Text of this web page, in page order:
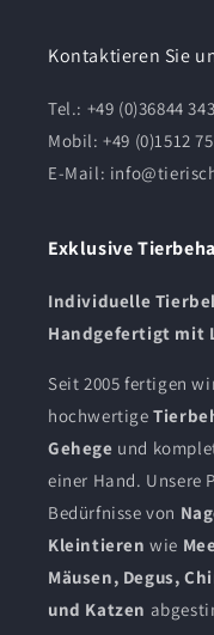
Kontaktieren Sie
Tel.: +49 (0)36844
Mobil: +49 (0)1512
E-Mail:
Exklusive
Individuelle
Handgefertigt mit
Seit 2005 fertigen
hochwertige
Gehege und
einer Hand. Unsere
Bedürfnisse von
Kleintieren wie
Mäusen, Degus,
und Katzen